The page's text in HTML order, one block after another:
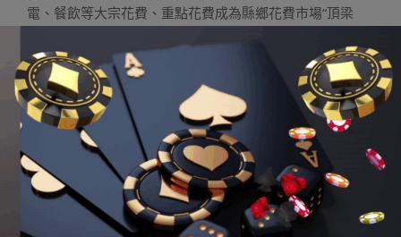
電、餐飲等大宗花費、重點花費成為縣鄉花費市場“頂梁
家電惠平易博客娛樂城
近補助運動惠及墟落庶民。新華社
在山東省臨清市魏灣鎮快遞收發中央，村落平易近正在支
付快遞。周曉穎攝/光亮圖片